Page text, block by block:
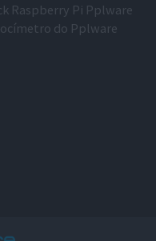
Raspberry Pi Pplware
do Pplware